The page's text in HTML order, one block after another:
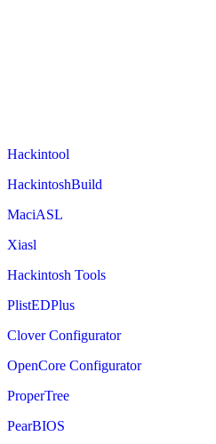
Hackintool
HackintoshBuild
MaciASL
Xiasl
Hackintosh Tools
PlistEDPlus
Clover Configurator
OpenCore Configurator
ProperTree
PearBIOS